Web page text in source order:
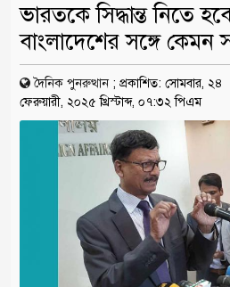
ভারতকে সিদ্ধান্ত নিতে
বাংলাদেশের সঙ্গে কেমন
দৈনিক পুনরুত্থান ; প্রকাশিত: সোমবার, ২৪
ফেরুয়ারী, ২০২৫ খ্রিস্টাব্দ, ০৭:৩২ পিএম